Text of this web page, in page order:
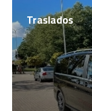
Traslados